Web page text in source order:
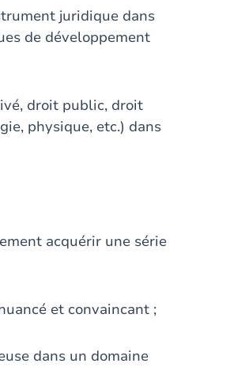
juridique dans
de développement
droit public, droit
physique, etc.) dans
acquérir une série
et convaincant ;
dans un domaine